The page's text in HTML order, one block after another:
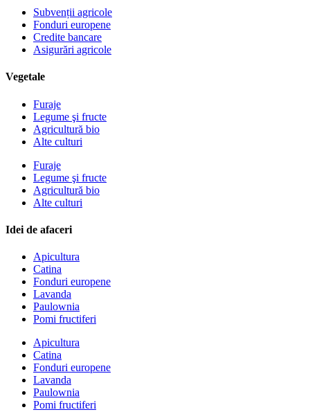
Subvenții agricole
Fonduri europene
Credite bancare
Asigurări agricole
Vegetale
Furaje
Legume şi fructe
Agricultură bio
Alte culturi
Furaje
Legume şi fructe
Agricultură bio
Alte culturi
Idei de afaceri
Apicultura
Catina
Fonduri europene
Lavanda
Paulownia
Pomi fructiferi
Apicultura
Catina
Fonduri europene
Lavanda
Paulownia
Pomi fructiferi